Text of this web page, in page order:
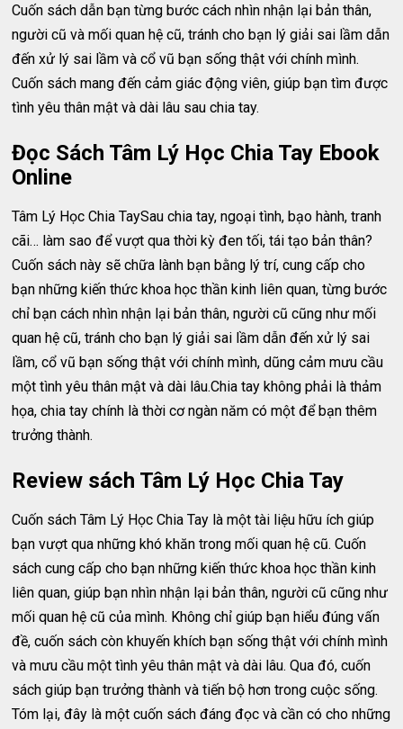
Cuốn sách dẫn bạn từng bước cách nhìn nhận lại bản thân,
người cũ và mối quan hệ cũ, tránh cho bạn lý giải sai lầm dẫn
đến xử lý sai lầm và cổ vũ bạn sống thật với chính mình.
Cuốn sách mang đến cảm giác động viên, giúp bạn tìm được
tình yêu thân mật và dài lâu sau chia tay.
Đọc Sách Tâm Lý Học Chia Tay Ebook
Online
Tâm Lý Học Chia TaySau chia tay, ngoại tình, bạo hành, tranh
cãi… làm sao để vượt qua thời kỳ đen tối, tái tạo bản thân?
Cuốn sách này sẽ chữa lành bạn bằng lý trí, cung cấp cho
bạn những kiến thức khoa học thần kinh liên quan, từng bước
chỉ bạn cách nhìn nhận lại bản thân, người cũ cũng như mối
quan hệ cũ, tránh cho bạn lý giải sai lầm dẫn đến xử lý sai
lầm, cổ vũ bạn sống thật với chính mình, dũng cảm mưu cầu
một tình yêu thân mật và dài lâu.Chia tay không phải là thảm
họa, chia tay chính là thời cơ ngàn năm có một để bạn thêm
trưởng thành.
Review sách Tâm Lý Học Chia Tay
Cuốn sách Tâm Lý Học Chia Tay là một tài liệu hữu ích giúp
bạn vượt qua những khó khăn trong mối quan hệ cũ. Cuốn
sách cung cấp cho bạn những kiến thức khoa học thần kinh
liên quan, giúp bạn nhìn nhận lại bản thân, người cũ cũng như
mối quan hệ cũ của mình. Không chỉ giúp bạn hiểu đúng vấn
đề, cuốn sách còn khuyến khích bạn sống thật với chính mình
và mưu cầu một tình yêu thân mật và dài lâu. Qua đó, cuốn
sách giúp bạn trưởng thành và tiến bộ hơn trong cuộc sống.
Tóm lại, đây là một cuốn sách đáng đọc và cần có cho những